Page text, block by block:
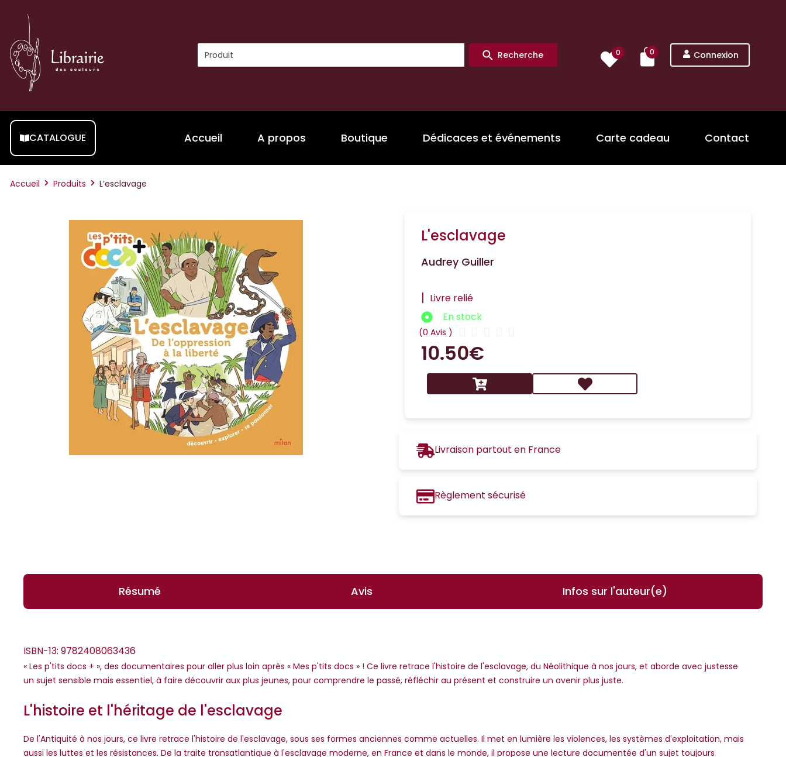
Recherche 0 0 Connexion
CATALOGUE Accueil A propos Boutique Dédicaces et événements Carte cadeau Contact
Accueil Produits L’esclavage
L'esclavage
Audrey Guiller
| Livre relié
En stock
(0 Avis )
10.50€
Livraison partout en France
Règlement sécurisé
Résumé Avis Infos sur l'auteur(e)
ISBN-13: 9782408063436
« Les p'tits docs + », des documentaires pour aller plus loin après « Mes p'tits docs » ! Ce livre retrace l'histoire de l'esclavage, du Néolithique à nos jours, et aborde avec justesse
un sujet sensible mais essentiel, à faire découvrir aux plus jeunes, pour comprendre le passé, réfléchir au présent et construire un avenir plus juste.
L'histoire et l'héritage de l'esclavage
De l'Antiquité à nos jours, ce livre retrace l'histoire de l'esclavage, sous ses formes anciennes comme actuelles. Il met en lumière les violences, les systèmes d'exploitation, mais
aussi les luttes et les résistances. De la traite transatlantique à l'esclavage moderne, en France et dans le monde, il propose une lecture documentée d'un sujet toujours
*Guests cannot publish reviews